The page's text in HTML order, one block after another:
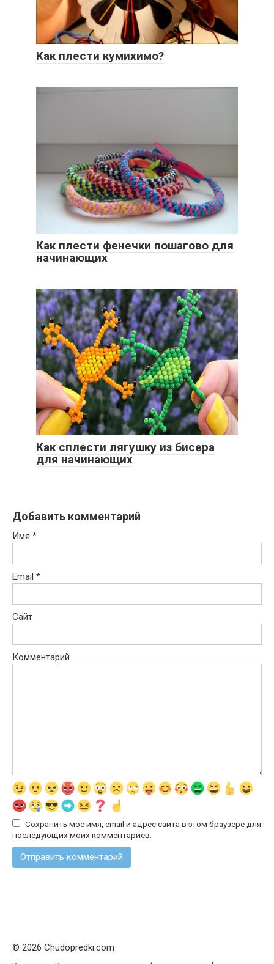
Как плести кумихимо?
Как плести фенечки пошагово для
начинающих
Как сплести лягушку из бисера
для начинающих
Добавить комментарий
Имя *
Email *
Сайт
Комментарий
Сохранить моё имя, email и адрес сайта в этом браузере для
последующих моих комментариев.
© 2026 Chudopredki.com